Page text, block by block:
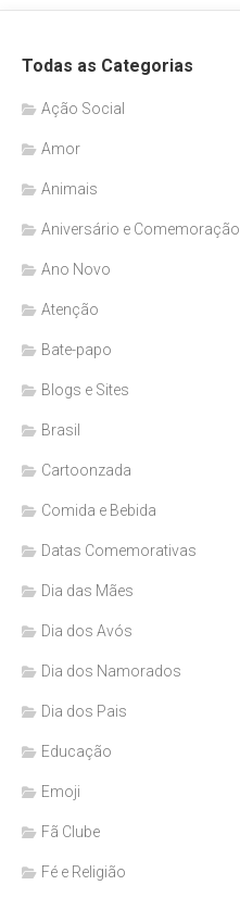
Todas as Categorias
Ação Social
Amor
Animais
Aniversário e Comemoração
Ano Novo
Atenção
Bate-papo
Blogs e Sites
Brasil
Cartoonzada
Comida e Bebida
Datas Comemorativas
Dia das Mães
Dia dos Avós
Dia dos Namorados
Dia dos Pais
Educação
Emoji
Fã Clube
Fé e Religião